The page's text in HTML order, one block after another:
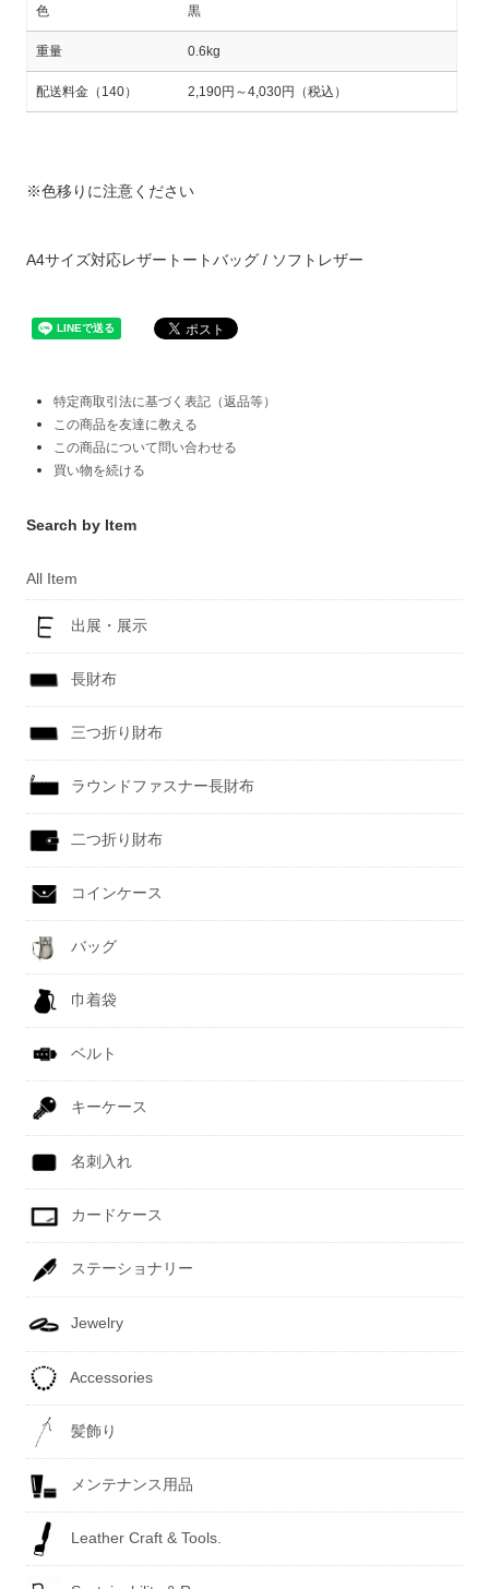
色 黒
重量 0.6kg
配送料金（140） 2,190円～4,030円（税込）
※色移りに注意ください
A4サイズ対応レザートートバッグ / ソフトレザー
特定商取引法に基づく表記（返品等）
この商品を友達に教える
この商品について問い合わせる
買い物を続ける
Search by Item
All Item
出展・展示
長財布
三つ折り財布
ラウンドファスナー長財布
二つ折り財布
コインケース
バッグ
巾着袋
ベルト
キーケース
名刺入れ
カードケース
ステーショナリー
Jewelry
Accessories
髪飾り
メンテナンス用品
Leather Craft & Tools.